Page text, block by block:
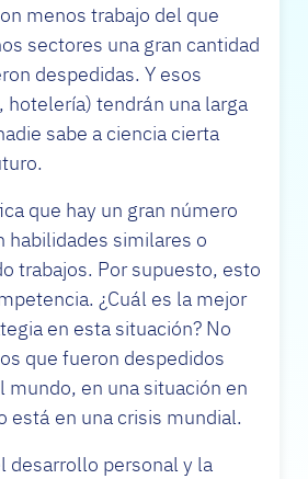
menos trabajo del que
sectores una gran cantidad
despedidas. Y esos
hotelería) tendrán una larga
sabe a ciencia cierta
que hay un gran número
habilidades similares o
trabajos. Por supuesto, esto
¿Cuál es la mejor
en esta situación? No
que fueron despedidos
mundo, en una situación en
está en una crisis mundial.
desarrollo personal y la